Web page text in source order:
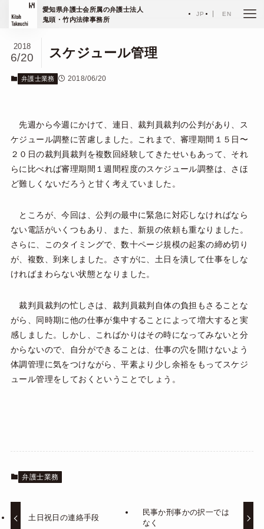
愛知県弁護士会所属の弁護士法人
鬼頭・竹内法律事務所
JP EN
ホーム エッセイ 弁護士業務
スケジュール管理
2018
6/20
弁護士業務 2018/06/20
先週から今週にかけて、連日、裁判員裁判の公判があり、ス
ケジュール調整に苦慮しました。これまで、審理期間１５日〜
２０日の裁判員裁判を複数回経験してきたせいもあって、それ
らに比べれば審理期間１週間程度のスケジュール調整は、さほ
ど難しくないだろうと甘く考えていました。
ところが、今回は、公判の最中に緊急に対応しなければなら
ない電話がいくつもあり、また、新規の依頼も重なりました。
さらに、このタイミングで、数十ページ規模の起案の締め切り
が、複数、到来しました。さすがに、土日を潰して仕事をしな
ければまわらない状態となりました。
裁判員裁判の忙しさは、裁判員裁判自体の負担もさることな
がら、同時期に他の仕事が集中することによって増大すると実
感しました。しかし、こればかりはその時になってみないと分
からないので、自分ができることは、仕事の穴を開けないよう
体調管理に気をつけながら、平素より少し余裕をもってスケジ
ュール管理をしておくということでしょう。
弁護士業務
土日祝日の連絡手段
民事か刑事かの択一では
なく